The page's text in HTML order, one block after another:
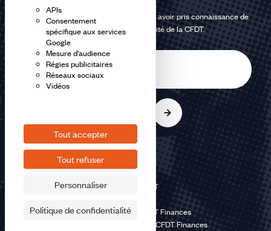
APIs
Consentement
spécifique aux services
Google
Mesure d'audience
Régies publicitaires
Réseaux sociaux
Vidéos
Tout accepter
Tout refuser
Personnaliser
Politique de confidentialité
En m'inscrivant à la newsletter, j'affirme avoir pris connaissance de
lapolitique de confidentialité de la CFDT.
©2026 CFDT
Mentions légales CFDT Finances
Politique de confidentialité CFDT Finances